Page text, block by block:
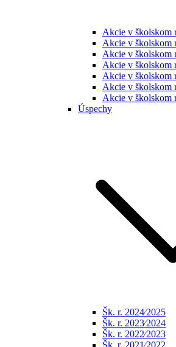
Akcie v školskom
Akcie v školskom
Akcie v školskom
Akcie v školskom
Akcie v školskom
Akcie v školskom
Akcie v školskom
Úspechy
Šk. r. 2024⁄2025
Šk. r. 2023⁄2024
Šk. r. 2022⁄2023
Šk. r. 2021⁄2022